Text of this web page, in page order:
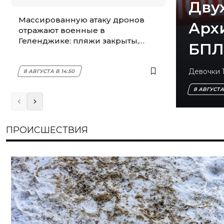
Массированную атаку дронов
отражают военные в
Геленджике: пляжи закрыты,
8 АВГУСТА В 14:50 Девочки
8 АВГУСТА
ПРОИСШЕСТВИЯ